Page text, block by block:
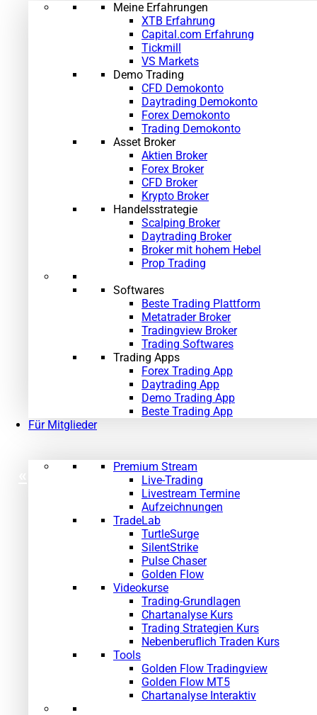
Meine Erfahrungen
XTB Erfahrung
Capital.com Erfahrung
Tickmill
VS Markets
Demo Trading
CFD Demokonto
Daytrading Demokonto
Forex Demokonto
Trading Demokonto
Asset Broker
Aktien Broker
Forex Broker
CFD Broker
Krypto Broker
Handelsstrategie
Scalping Broker
Daytrading Broker
Broker mit hohem Hebel
Prop Trading
Softwares
Beste Trading Plattform
Metatrader Broker
Tradingview Broker
Trading Softwares
Trading Apps
Forex Trading App
Daytrading App
Demo Trading App
Beste Trading App
Für Mitglieder
Premium Stream
Live-Trading
Livestream Termine
Aufzeichnungen
TradeLab
TurtleSurge
SilentStrike
Pulse Chaser
Golden Flow
Videokurse
Trading-Grundlagen
Chartanalyse Kurs
Trading Strategien Kurs
Nebenberuflich Traden Kurs
Tools
Golden Flow Tradingview
Golden Flow MT5
Chartanalyse Interaktiv